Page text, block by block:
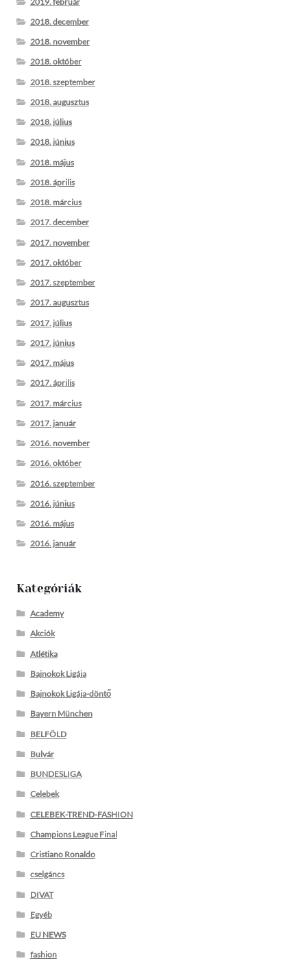
2018. december
2018. november
2018. október
2018. szeptember
2018. augusztus
2018. július
2018. június
2018. május
2018. április
2018. március
2017. december
2017. november
2017. október
2017. szeptember
2017. augusztus
2017. július
2017. június
2017. május
2017. április
2017. március
2017. január
2016. november
2016. október
2016. szeptember
2016. június
2016. május
2016. január
Kategóriák
Academy
Akciók
Atlétika
Bajnokok Ligája
Bajnokok Ligája-döntő
Bayern München
BELFÖLD
Bulvár
BUNDESLIGA
Celebek
CELEBEK-TREND-FASHION
Champions League Final
Cristiano Ronaldo
cselgáncs
DIVAT
Egyéb
EU NEWS
fashion